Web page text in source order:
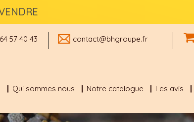
57 40 43 contact@bhgroupe.fr
Qui sommes nous Notre catalogue Les avis